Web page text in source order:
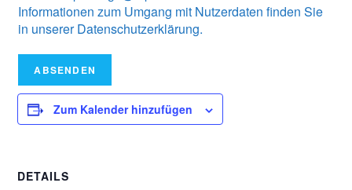
Informationen zum Umgang mit Nutzerdaten finden Sie
in unserer Datenschutzerklärung.
ABSENDEN
Zum Kalender hinzufügen
DETAILS